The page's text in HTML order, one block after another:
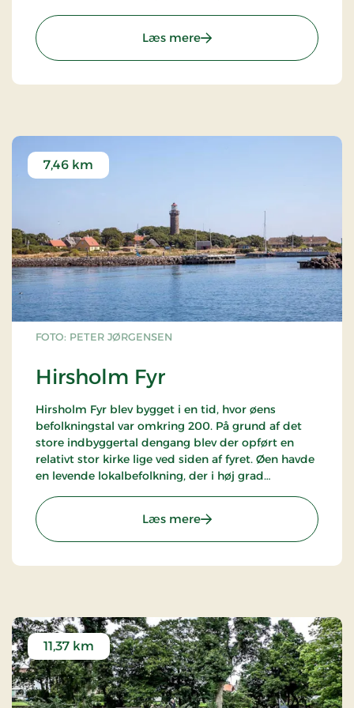
Læs mere: Knivholt Hovedgård
FOTO: PETER JØRGENSEN
Hirsholm Fyr
7,46 km
Hirsholm Fyr blev bygget i en tid, hvor øens
befolkningstal var omkring 200. På grund af det
store indbyggertal dengang blev der opført en
relativt stor kirke lige ved siden af fyret. Øen havde
en levende lokalbefolkning, der i høj grad
lampe blev automatiseret i 1996, hvilket betød en
ende på det lokale arbejde, da behovet for
bemanding forsvandt. Dette førte til, at de sidste
Selvom beboelsen er ophørt, tiltrækker Hirsholm
stadig mange besøgende hvert år. Øen og de
omkringliggende øer er i dag et fredet
naturvidenskabeligt reservat, der giver ly til et rigt
fugleliv, som tiltrækker mange ornitologer. Det
Læs mere: Hirsholm Fyr
11,37 km